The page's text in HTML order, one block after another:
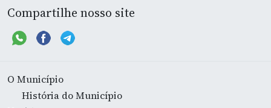
Compartilhe nosso site
O Município
História do Município